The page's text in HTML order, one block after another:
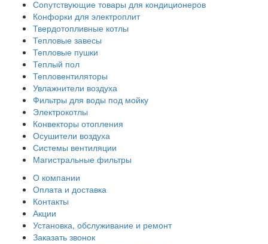
Сопутствующие товары для кондиционеров
Конфорки для электроплит
Твердотопливные котлы
Тепловые завесы
Тепловые пушки
Теплый пол
Тепловентиляторы
Увлажнители воздуха
Фильтры для воды под мойку
Электрокотлы
Конвекторы отопления
Осушители воздуха
Системы вентиляции
Магистральные фильтры
О компании
Оплата и доставка
Контакты
Акции
Установка, обслуживание и ремонт
Заказать звонок